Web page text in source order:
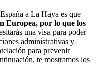
a La Haya es que
Europea, por lo que los
una visa para poder
administrativas y
para prevenir
te mostramos los